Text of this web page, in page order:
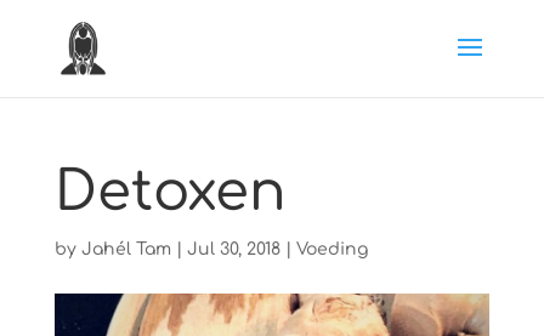
Detoxen
by Jahél Tam Jul 30, 2018| Voeding